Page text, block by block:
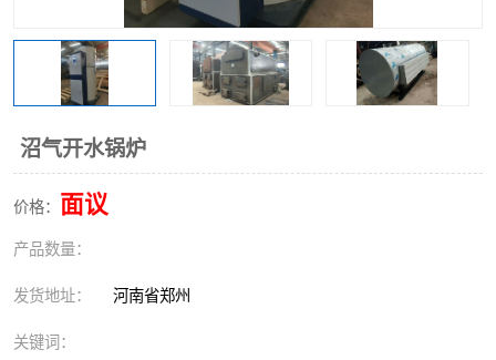
沼气开水锅炉
价格： 面议
产品数量：
发货地址： 河南省郑州
关键词：